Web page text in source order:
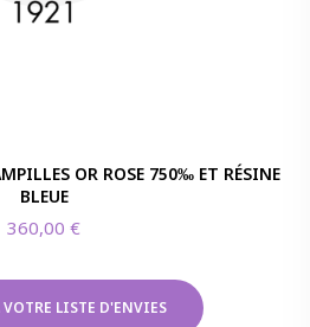
OR ROSE 750‰ ET RÉSINE
BLEUE
360,00€
VOTRE LISTE D'ENVIES